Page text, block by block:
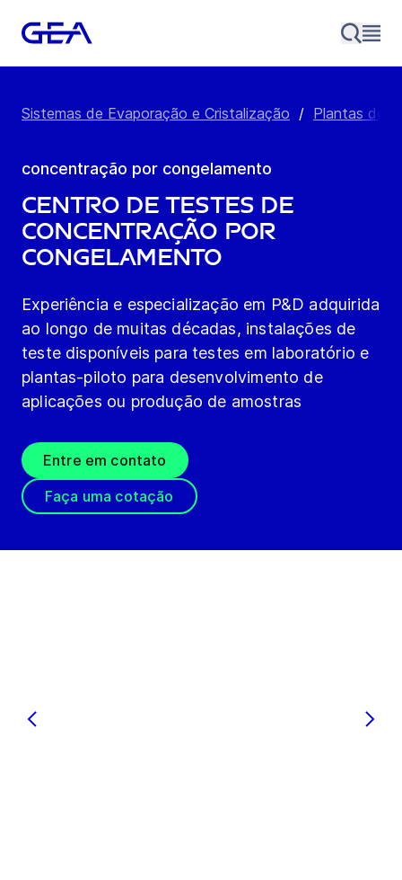
Sistemas de Evaporação e Cristalização / Plantas de
concentração por congelamento
Centro de Testes de
Concentração por
Congelamento
Experiência e especialização em P&D adquirida
ao longo de muitas décadas, instalações de
teste disponíveis para testes em laboratório e
plantas-piloto para desenvolvimento de
aplicações ou produção de amostras
Entre em contato
Faça uma cotação